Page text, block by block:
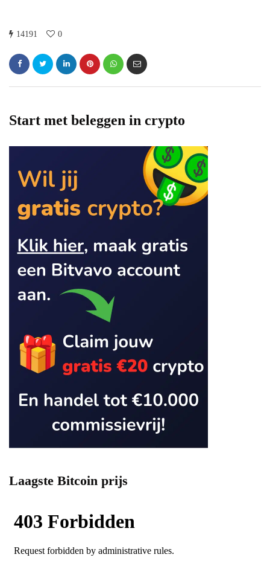
14191 0
Start met beleggen in crypto
Laagste Bitcoin prijs